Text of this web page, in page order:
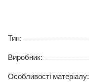
Тип:
Виробник:
Особливості матеріалу: